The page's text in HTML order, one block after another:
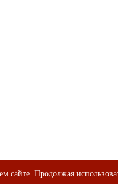
Продолжая